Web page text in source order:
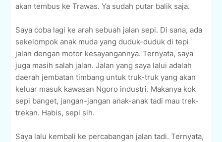
akan tembus ke Trawas. Ya sudah putar balik saja.
Saya coba lagi ke arah sebuah jalan sepi. Di sana, ada
sekelompok anak muda yang duduk-duduk di tepi
jalan dengan motor kesayangannya. Ternyata, saya
juga masih salah jalan. Jalan yang saya lalui adalah
daerah jembatan timbang untuk truk-truk yang akan
keluar masuk kawasan Ngoro industri. Makanya kok
sepi banget, jangan-jangan anak-anak tadi mau trek-
trekan. Habis, sepi sih.
Saya lalu kembali ke percabangan jalan tadi. Ternyata,